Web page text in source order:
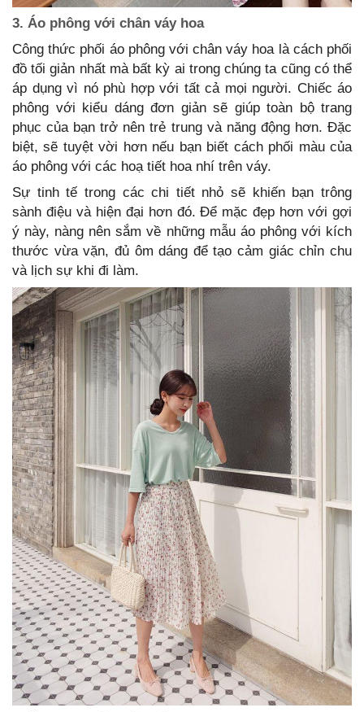
3. Áo phông với chân váy hoa
Công thức phối áo phông với chân váy hoa là cách phối
đồ tối giản nhất mà bất kỳ ai trong chúng ta cũng có thể
áp dụng vì nó phù hợp với tất cả mọi người. Chiếc áo
phông với kiểu dáng đơn giản sẽ giúp toàn bộ trang
phục của bạn trở nên trẻ trung và năng động hơn. Đặc
biệt, sẽ tuyệt vời hơn nếu bạn biết cách phối màu của
áo phông với các hoạ tiết hoa nhí trên váy.
Sự tinh tế trong các chi tiết nhỏ sẽ khiến bạn trông
sành điệu và hiện đại hơn đó. Để mặc đẹp hơn với gợi
ý này, nàng nên sắm về những mẫu áo phông với kích
thước vừa vặn, đủ ôm dáng để tạo cảm giác chỉn chu
và lịch sự khi đi làm.